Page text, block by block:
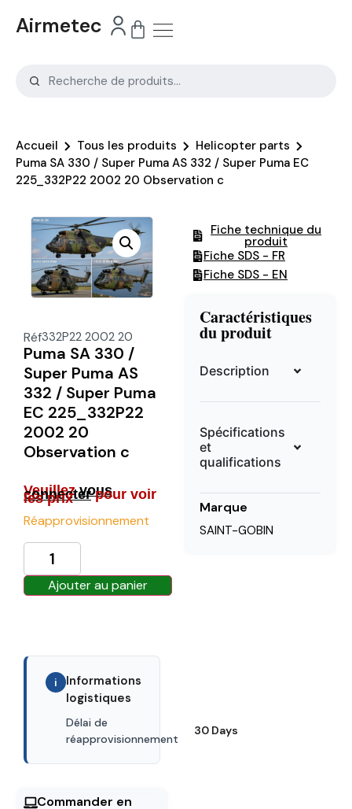
Airmetec
Accueil Tous les produits
Helicopter parts
Puma SA 330 / Super Puma AS 332 / Super Puma EC
225_332P22 2002 20 Observation c
Réf332P22 2002 20
Puma SA 330 /
Super Puma AS
332 / Super Puma
EC 225_332P22
2002 20
Observation c
Veuillezvous
connecterpour voir
les prix
Réapprovisionnement
Ajouter au panier
i
Informations
logistiques
Délai de
réapprovisionnement
30 Days
Commander en
Fiche technique du
produit
Fiche SDS - FR
Fiche SDS - EN
Caractéristiques
du produit
Description
Spécifications
et
qualifications
Marque
SAINT-GOBIN